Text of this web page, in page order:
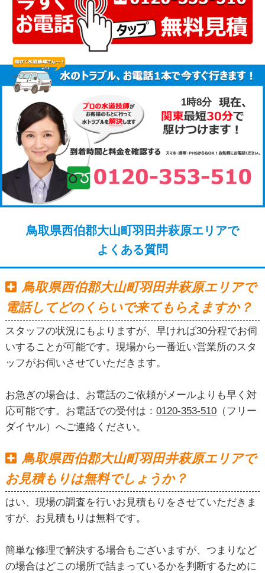
1時8分
鳥取県西伯郡大山町羽田井萩原エリアで
よくある質問
鳥取県西伯郡大山町羽田井萩原エリアで
電話してどのくらいで来てもらえますか？
スタッフの状況にもよりますが、早ければ30分程でお伺
いすることが可能です。現場から一番近い営業所のスタ
ッフがお伺いさせていただきます。
お急ぎの場合は、お電話のご依頼がメールよりも早く対
応可能です。お電話での受付は： 0120-353-510（フリー
ダイヤル）へご連絡ください。
鳥取県西伯郡大山町羽田井萩原エリアで
お見積もりは無料でしょうか？
はい、現場の調査を行いお見積もりをさせていただきま
すが、お見積もりは無料です。
簡単な修理で解決する場合もございますが、つまりなど
の場合はどこの場所で詰まっているかを判断するために